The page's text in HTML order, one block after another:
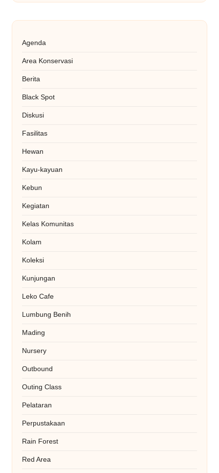
Agenda
Area Konservasi
Berita
Black Spot
Diskusi
Fasilitas
Hewan
Kayu-kayuan
Kebun
Kegiatan
Kelas Komunitas
Kolam
Koleksi
Kunjungan
Leko Cafe
Lumbung Benih
Mading
Nursery
Outbound
Outing Class
Pelataran
Perpustakaan
Rain Forest
Red Area